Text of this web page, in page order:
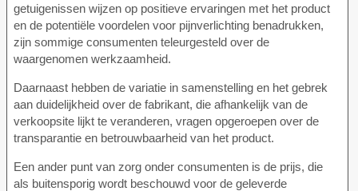
getuigenissen wijzen op positieve ervaringen met het product
en de potentiële voordelen voor pijnverlichting benadrukken,
zijn sommige consumenten teleurgesteld over de
waargenomen werkzaamheid.
Daarnaast hebben de variatie in samenstelling en het gebrek
aan duidelijkheid over de fabrikant, die afhankelijk van de
verkoopsite lijkt te veranderen, vragen opgeroepen over de
transparantie en betrouwbaarheid van het product.
Een ander punt van zorg onder consumenten is de prijs, die
als buitensporig wordt beschouwd voor de geleverde